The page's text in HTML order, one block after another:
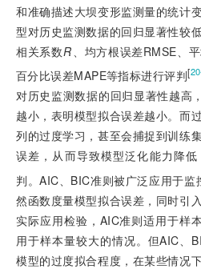
和准确描述大坝变形监测量的统计
型对历史监测数据的回归显著性较
相关系数R 、均方根误差RMSE、
百分比误差MAPE等指标进行评判[
对历史监测数据的回归显著性越高
越小，表明模型拟合误差越小。而
列的过度学习，甚至会捕捉到训练
误差，从而导致模型泛化能力降
判。AIC、BIC准则被广泛应用于监
然函数度量模型拟合误差，同时引
实际应用检验，AIC准则适用于样
用于样本量较大的情况。但AIC、
模型的过度拟合程度，在某些情况